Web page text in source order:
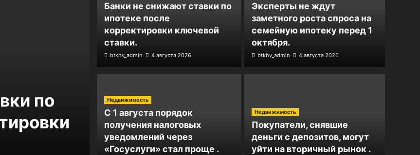
по
Эксперты не ждут заметного
роста спроса на семейную
ипотеку перед 1 октября.
Банки не снижают ставки по
ипотеке после
корректировки ключевой
ставки.
btkhv_admin 4 августа 2026
Эксперты не ждут
заметного роста спроса на
семейную ипотеку перед 1
октября.
btkhv_admin 4 августа 2026
Недвижимость
С 1 августа порядок
получения налоговых
уведомлений через
«Госуслуги» стал проще .
Недвижимость
Покупатели, снявшие
деньги с депозитов, могут
уйти на вторичный рынок .